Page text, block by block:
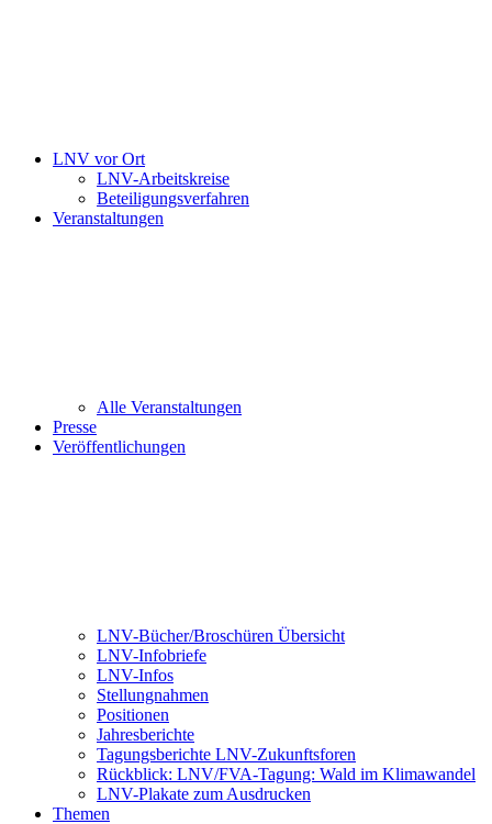
LNV vor Ort
LNV-Arbeitskreise
Beteiligungsverfahren
Veranstaltungen
Alle Veranstaltungen
Presse
Veröffentlichungen
LNV-Bücher/Broschüren Übersicht
LNV-Infobriefe
LNV-Infos
Stellungnahmen
Positionen
Jahresberichte
Tagungsberichte LNV-Zukunftsforen
Rückblick: LNV/FVA-Tagung: Wald im Klimawandel
LNV-Plakate zum Ausdrucken
Themen